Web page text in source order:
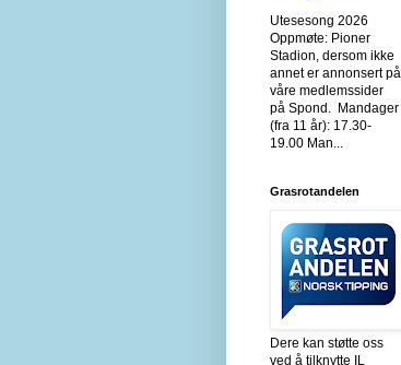
Utesesong 2026
Oppmøte: Pioner
Stadion, dersom ikke
annet er annonsert på
våre medlemssider
på Spond. Mandager
(fra 11 år): 17.30-
19.00 Man...
Grasrotandelen
Dere kan støtte oss
ved å tilknytte IL